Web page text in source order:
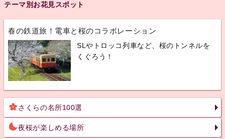
テーマ別お花見スポット
春の鉄道旅！電車と桜のコラボレーション
SLやトロッコ列車など、桜のトンネルを
くぐろう！
さくらの名所100選
夜桜が楽しめる場所